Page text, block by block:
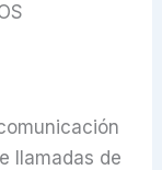
llamadas de